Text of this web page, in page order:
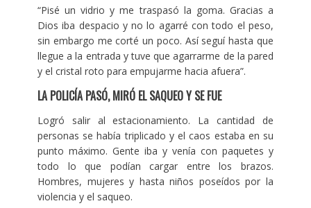
“Pisé un vidrio y me traspasó la goma. Gracias a
Dios iba despacio y no lo agarré con todo el peso,
sin embargo me corté un poco. Así seguí hasta que
llegue a la entrada y tuve que agarrarme de la pared
y el cristal roto para empujarme hacia afuera”.
LA POLICÍA PASÓ, MIRÓ EL SAQUEO Y SE FUE
Logró salir al estacionamiento. La cantidad de
personas se había triplicado y el caos estaba en su
punto máximo. Gente iba y venía con paquetes y
todo lo que podían cargar entre los brazos.
Hombres, mujeres y hasta niños poseídos por la
violencia y el saqueo.